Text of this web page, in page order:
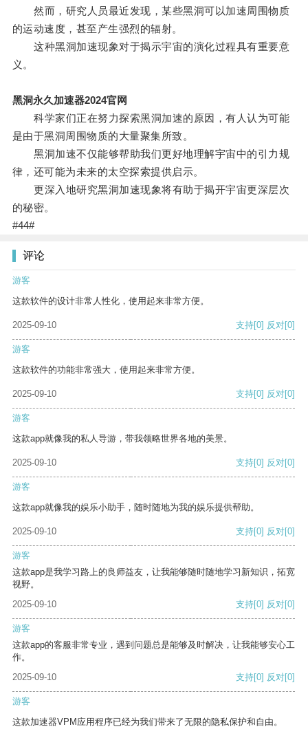
然而，研究人员最近发现，某些黑洞可以加速周围物质
的运动速度，甚至产生强烈的辐射。
这种黑洞加速现象对于揭示宇宙的演化过程具有重要意
义。
黑洞永久加速器2024官网
科学家们正在努力探索黑洞加速的原因，有人认为可能
是由于黑洞周围物质的大量聚集所致。
黑洞加速不仅能够帮助我们更好地理解宇宙中的引力规
律，还可能为未来的太空探索提供启示。
更深入地研究黑洞加速现象将有助于揭开宇宙更深层次
的秘密。
#44#
评论
游客
这款软件的设计非常人性化，使用起来非常方便。
2025-09-10 支持[0] 反对[0]
游客
这款软件的功能非常强大，使用起来非常方便。
2025-09-10 支持[0] 反对[0]
游客
这款app就像我的私人导游，带我领略世界各地的美景。
2025-09-10 支持[0] 反对[0]
游客
这款app就像我的娱乐小助手，随时随地为我的娱乐提供帮助。
2025-09-10 支持[0] 反对[0]
游客
这款app是我学习路上的良师益友，让我能够随时随地学习新知识，拓宽
视野。
2025-09-10
支持[0] 反对[0]
游客
这款app的客服非常专业，遇到问题总是能够及时解决，让我能够安心工
作。
2025-09-10
支持[0] 反对[0]
游客
这款加速器VPM应用程序已经为我们带来了无限的隐私保护和自由。